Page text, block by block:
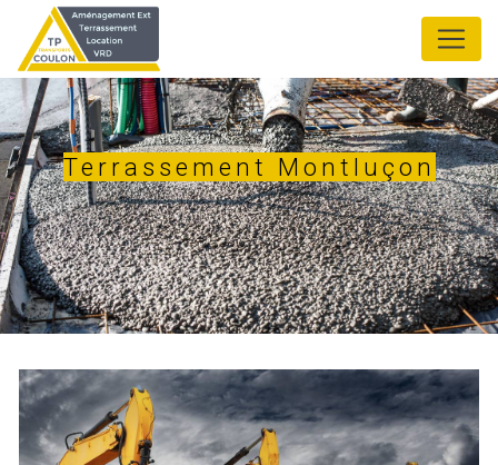
Terrassement Montluçon
Panneau de gestion des cookies